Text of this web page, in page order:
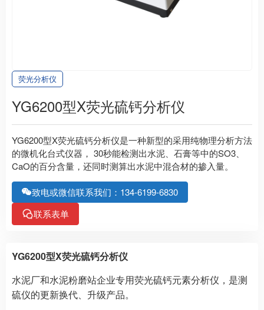
荧光分析仪
YG6200型X荧光硫钙分析仪
YG6200型X荧光硫钙分析仪是一种新型的采用纯物理分析方法
的微机化台式仪器， 30秒能检测出水泥、石膏等中的SO3、
CaO的百分含量，还同时测算出水泥中混合材的掺入量。
致电或微信联系我们：134-6199-6830
联系表单
YG6200型X荧光硫钙分析仪
水泥厂和水泥粉磨站企业专用荧光硫钙元素分析仪，是测
硫仪的更新换代、升级产品。